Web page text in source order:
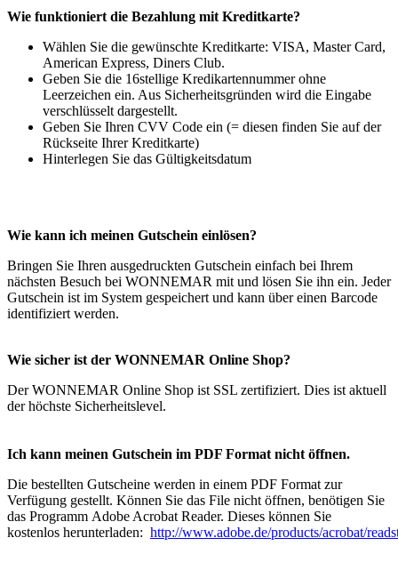
Wie funktioniert die Bezahlung mit Kreditkarte?
Wählen Sie die gewünschte Kreditkarte: VISA, Master Card,
American Express, Diners Club.
Geben Sie die 16stellige Kredikartennummer ohne
Leerzeichen ein. Aus Sicherheitsgründen wird die Eingabe
verschlüsselt dargestellt.
Geben Sie Ihren CVV Code ein (= diesen finden Sie auf der
Rückseite Ihrer Kreditkarte)
Hinterlegen Sie das Gültigkeitsdatum
Wie kann ich meinen Gutschein einlösen?
Bringen Sie Ihren ausgedruckten Gutschein einfach bei Ihrem
nächsten Besuch bei WONNEMAR mit und lösen Sie ihn ein. Jeder
Gutschein ist im System gespeichert und kann über einen Barcode
identifiziert werden.
Wie sicher ist der WONNEMAR Online Shop?
Der WONNEMAR Online Shop ist SSL zertifiziert. Dies ist aktuell
der höchste Sicherheitslevel.
Ich kann meinen Gutschein im PDF Format nicht öffnen.
Die bestellten Gutscheine werden in einem PDF Format zur
Verfügung gestellt. Können Sie das File nicht öffnen, benötigen Sie
das Programm Adobe Acrobat Reader. Dieses können Sie
kostenlos herunterladen: http://www.adobe.de/products/acrobat/